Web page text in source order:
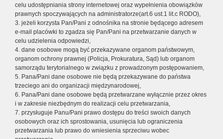
celu udostępniania strony internetowej oraz wypełnienia obowiązków
prawnych spoczywających na administratorze(art.6 ust.1 lit.c RODO),
3. jeżeli korzysta Pan/Pani z odnośnika na stronie będącego adresem
e-mail placówki to zgadza się Pan/Pani na przetwarzanie danych w
celu udzielenia odpowiedzi,
4. dane osobowe mogą być przekazywane organom państwowym,
organom ochrony prawnej (Policja, Prokuratura, Sąd) lub organom
samorządu terytorialnego w związku z prowadzonym postępowaniem,
5. Pana/Pani dane osobowe nie będą przekazywane do państwa
trzeciego ani do organizacji międzynarodowej,
6. Pana/Pani dane osobowe będą przetwarzane wyłącznie przez okres
i w zakresie niezbędnym do realizacji celu przetwarzania,
7. przysługuje Panu/Pani prawo dostępu do treści swoich danych
osobowych oraz ich sprostowania, usunięcia lub ograniczenia
przetwarzania lub prawo do wniesienia sprzeciwu wobec